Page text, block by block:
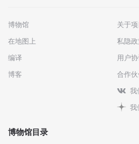
博物馆
在地图上
编译
博客
关于项
私隐政
用户
合作
我
我
博物馆目录